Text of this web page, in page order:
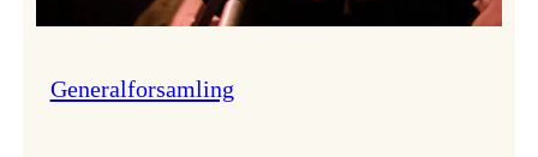
Generalforsamling